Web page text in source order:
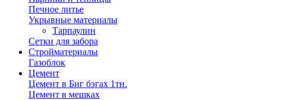
Печное литье
Укрывные материалы
Тарпаулин
Сетки для забора
Стройматериалы
Газоблок
Цемент
Цемент в Биг бэгах 1тн.
Цемент в мешках